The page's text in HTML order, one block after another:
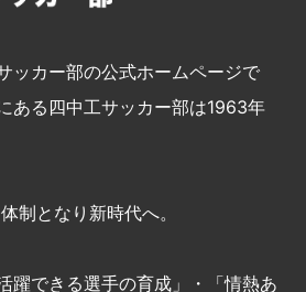
ッカー部の公式ホームページで
ある四中工サッカー部は1963年
制となり新時代へ。
躍できる選手の育成」・「情熱あ